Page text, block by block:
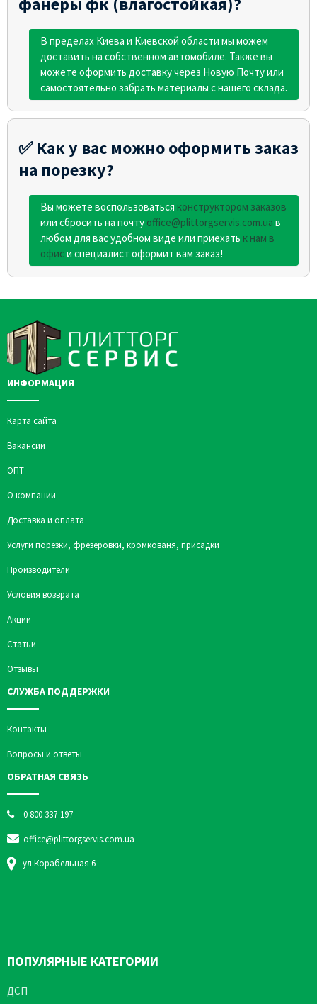
В пределах Киева и Киевской области мы можем
доставить на собственном автомобиле. Также вы
можете оформить доставку через Новую Почту или
самостоятельно забрать материалы с нашего склада.
✅ Как у вас можно оформить заказ
на порезку?
Вы можете воспользоваться конструктором заказов
или сбросить на почту office@plittorgservis.com.ua в
любом для вас удобном виде или приехать к нам в
офис и специалист оформит вам заказ!
ИНФОРМАЦИЯ
Карта сайта
Вакансии
ОПТ
О компании
Доставка и оплата
Услуги порезки, фрезеровки, кромкованя, присадки
Производители
Условия возврата
Акции
Статьи
Отзывы
СЛУЖБА ПОДДЕРЖКИ
Контакты
Вопросы и ответы
ОБРАТНАЯ СВЯЗЬ
0 800 337-197
office@plittorgservis.com.ua
ул.Корабельная 6
ПОПУЛЯРНЫЕ КАТЕГОРИИ
ДСП